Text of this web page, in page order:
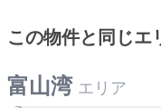
この物件と同じエ
富山湾 エリア